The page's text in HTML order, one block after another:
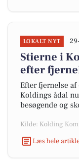
LOKALT NYT
Stierne i
efter
Efter fjernelse
Koldings ådal
besøgende og
Kilde: Kolding
Læs hele